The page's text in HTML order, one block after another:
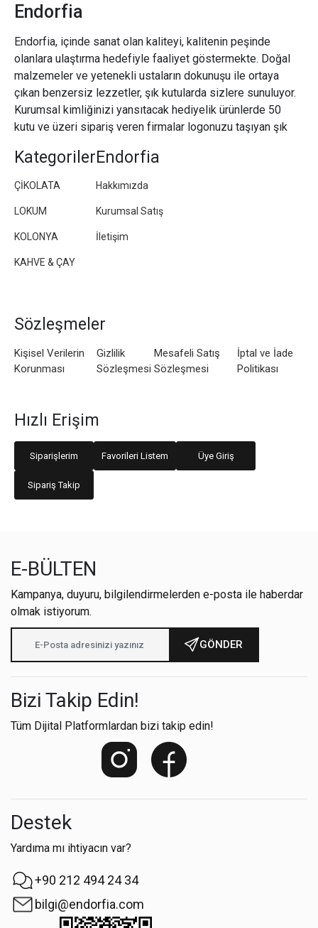
Endorfia
Endorfia, içinde sanat olan kaliteyi, kalitenin peşinde
olanlara ulaştırma hedefiyle faaliyet göstermekte. Doğal
malzemeler ve yetenekli ustaların dokunuşu ile ortaya
çıkan benzersiz lezzetler, şık kutularda sizlere sunuluyor.
Kurumsal kimliğinizi yansıtacak hediyelik ürünlerde 50
kutu ve üzeri sipariş veren firmalar logonuzu taşıyan şık
Kategoriler
ÇİKOLATA
LOKUM
KOLONYA
KAHVE & ÇAY
Endorfia
Hakkımızda
Kurumsal Satış
İletişim
Sözleşmeler
Kişisel Verilerin
Korunması
Gizlilik
Sözleşmesi
Mesafeli Satış
Sözleşmesi
İptal ve İade
Politikası
Hızlı Erişim
Siparişlerim Favorileri Listem Üye Giriş
Sipariş Takip
E-BÜLTEN
Kampanya, duyuru, bilgilendirmelerden e-posta ile haberdar
olmak istiyorum.
GÖNDER
Bizi Takip Edin!
Tüm Dijital Platformlardan bizi takip edin!
Destek
Yardıma mı ihtiyacın var?
+90 212 494 24 34
bilgi@endorfia.com